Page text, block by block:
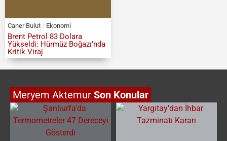
Caner Bulut Ekonomi
Brent Petrol 83 Dolara
Yükseldi: Hürmüz Boğazı’nda
Kritik Viraj
Meryem Aktemur Son Konular